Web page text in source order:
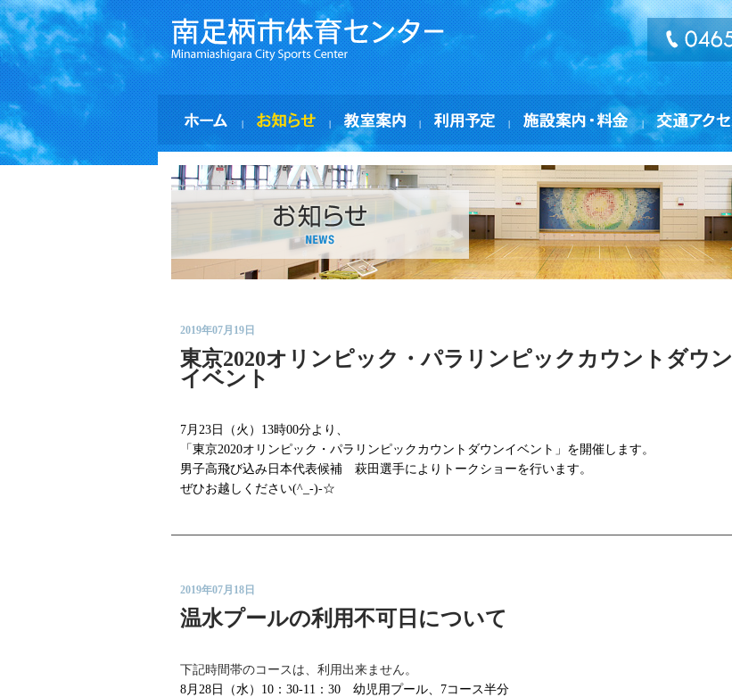
| | | | |
2019年07月19日
東京2020オリンピック・パラリンピックカウントダウン
イベント
7月23日（火）13時00分より、
「東京2020オリンピック・パラリンピックカウントダウンイベント」を開催します。
男子高飛び込み日本代表候補 萩田選手によりトークショーを行います。
ぜひお越しください(^_-)-☆
2019年07月18日
温水プールの利用不可日について
下記時間帯のコースは、利用出来ません。
8月28日（水）10：30-11：30 幼児用プール、7コース半分